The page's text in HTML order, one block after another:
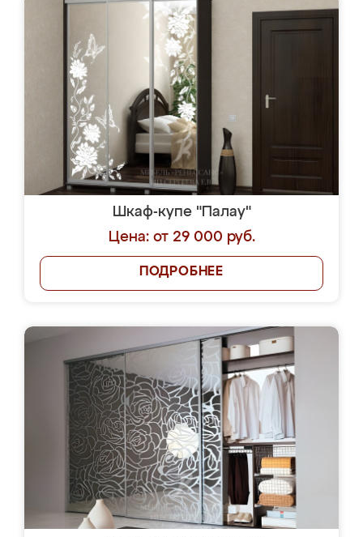
Шкаф-купе "Палау"
Цена: от 29 000 руб.
ПОДРОБНЕЕ